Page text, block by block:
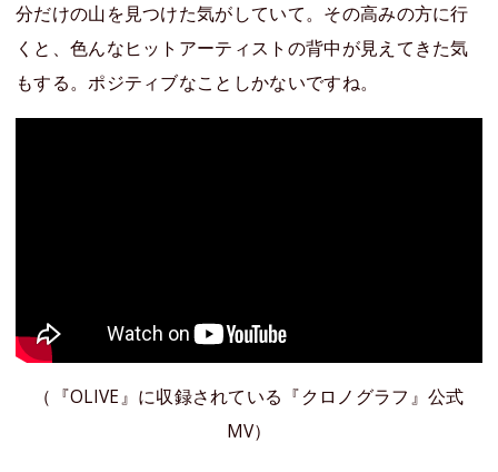
分だけの山を見つけた気がしていて。その高みの方に行
くと、色んなヒットアーティストの背中が見えてきた気
もする。ポジティブなことしかないですね。
（『OLIVE』に収録されている『クロノグラフ』公式
MV）